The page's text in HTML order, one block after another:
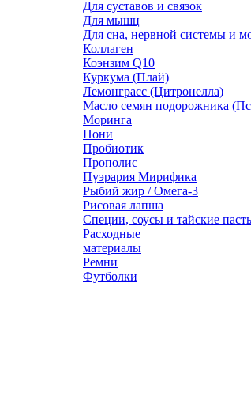
Для суставов и связок
Для мышц
Для сна, нервной системы и
Коллаген
Коэнзим Q10
Куркума (Плай)
Лемонграсс (Цитронелла)
Масло семян подорожника
Моринга
Нони
Пробиотик
Прополис
Пуэрария Мирифика
Рыбий жир / Омега-3
Рисовая лапша
Специи, соусы и тайские
Расходные
материалы
Ремни
Футболки